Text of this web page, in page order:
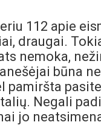
112 apie
draugai.
nemoka,
būna
pamiršta
Negali
jo